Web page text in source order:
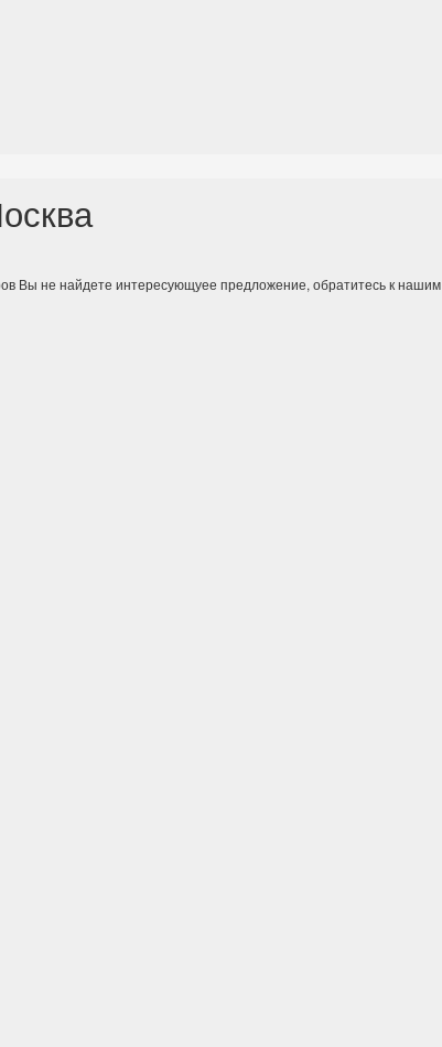
Вы не найдете интересующуее предложение, обратитесь к нашим